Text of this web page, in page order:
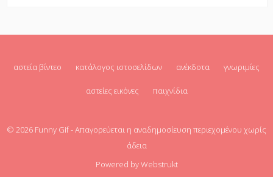
αστεία βίντεο κατάλογος ιστοσελίδων ανέκδοτα γνωριμίες
αστείες εικόνες παιχνίδια
© 2026 Funny Gif- Απαγορεύεται η αναδημοσίευση περιεχομένου χωρίς
άδεια
Powered byWebstrukt